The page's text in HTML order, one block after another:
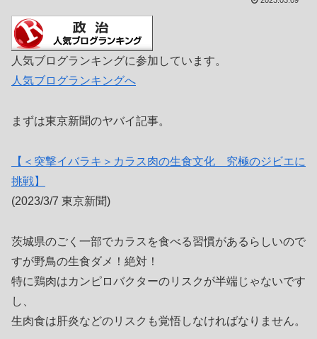
人気ブログランキングに参加しています。
人気ブログランキングへ
まずは東京新聞のヤバイ記事。
【＜突撃イバラキ＞カラス肉の生食文化 究極のジビエに
挑戦】
(2023/3/7 東京新聞)
茨城県のごく一部でカラスを食べる習慣があるらしいので
すが野鳥の生食ダメ！絶対！
特に鶏肉はカンピロバクターのリスクが半端じゃないです
し、
生肉食は肝炎などのリスクも覚悟しなければなりません。